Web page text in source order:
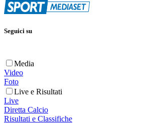
Seguici su
Media
Video
Foto
Live e Risultati
Live
Diretta Calcio
Risultati e Classifiche